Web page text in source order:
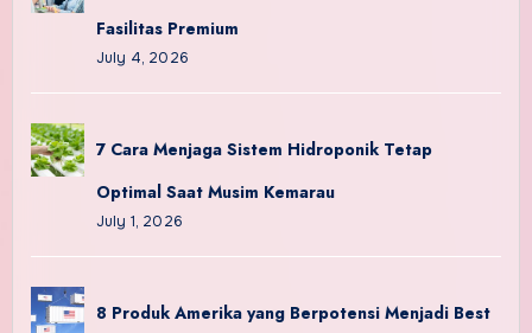
Fasilitas Premium
July 4, 2026
7 Cara Menjaga Sistem Hidroponik Tetap
Optimal Saat Musim Kemarau
July 1, 2026
8 Produk Amerika yang Berpotensi Menjadi Best